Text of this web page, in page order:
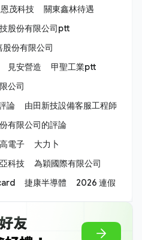
恩茂科技
關東鑫林待遇
股份有限公司ptt
股份有限公司
見安營造
甲聖工業ptt
公司
論
由田新技設備客服工程師
有限公司的評論
電子
大力卜
科技
為穎國際有限公司
捷康半導體 2026 連假